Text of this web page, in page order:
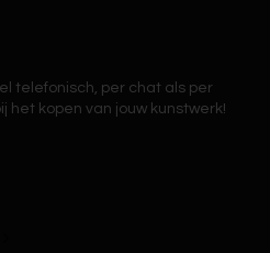
telefonisch, per chat als per
het kopen van jouw kunstwerk!